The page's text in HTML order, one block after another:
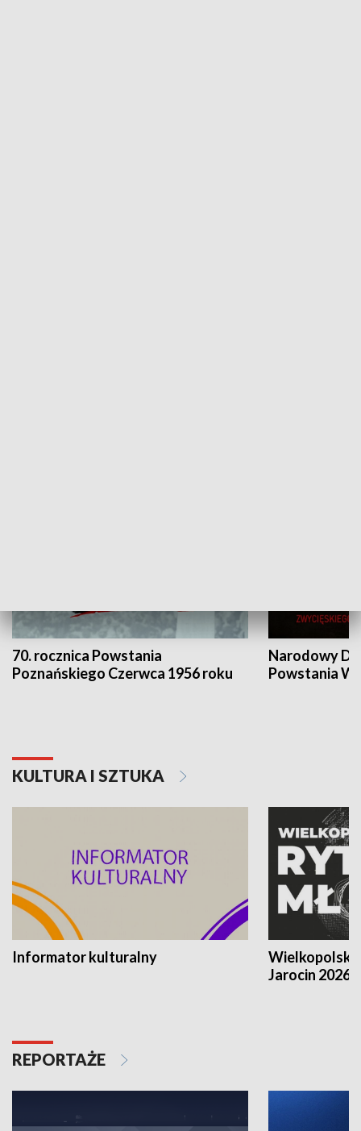
70. rocznica Powstania
Poznańskiego Czerwca 1956 roku
Narodowy
Powstania
KULTURA I SZTUKA
Informator kulturalny
Jarocin 2026
REPORTAŻE